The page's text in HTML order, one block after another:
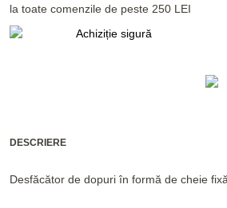
la toate comenzile de peste 250 LEI
DESCRIERE
Desfăcător de dopuri în formă de cheie fixă